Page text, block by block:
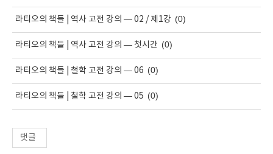
라티오의 책들 | 역사 고전 강의 — 02 / 제1강 (0)
라티오의 책들 | 역사 고전 강의 — 첫시간 (0)
라티오의 책들 | 철학 고전 강의 — 06 (0)
라티오의 책들 | 철학 고전 강의 — 05 (0)
댓글